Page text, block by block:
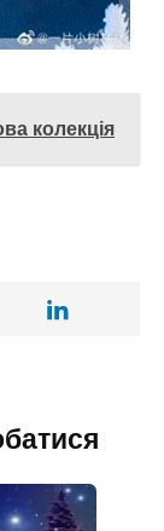
колекція